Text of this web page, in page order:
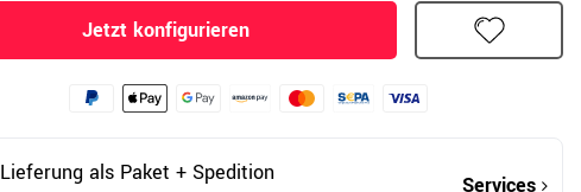
Jetzt konfigurieren
Lieferung als Paket + Spedition Services